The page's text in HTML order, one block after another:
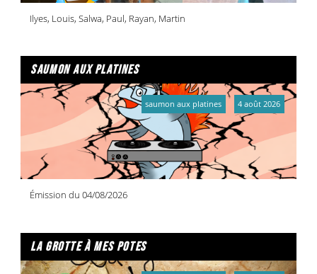
Ilyes, Louis, Salwa, Paul, Rayan, Martin
saumon aux platines
Émission du 04/08/2026
saumon aux platines 4 août 2026
la grotte à mes potes